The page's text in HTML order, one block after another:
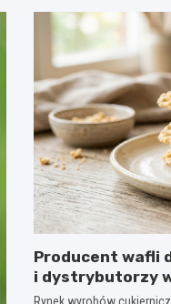
Producent wafli
i dystrybutorzy
Mogielnicy